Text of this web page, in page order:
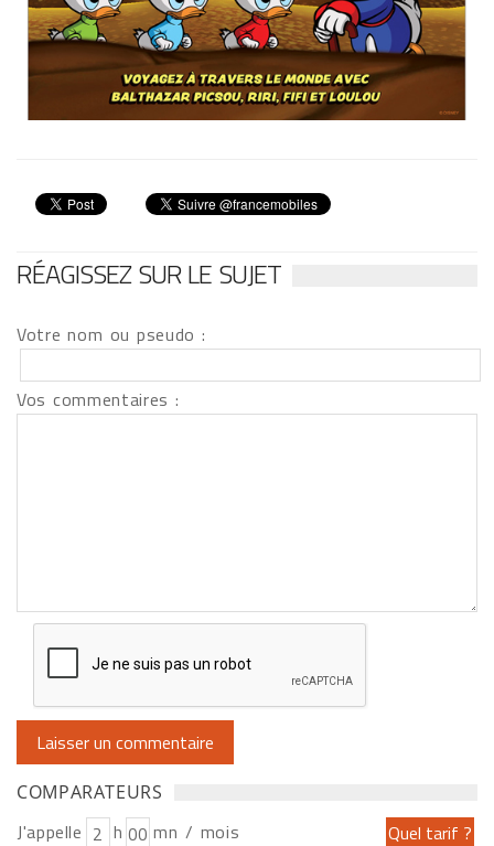
RÉAGISSEZ SUR LE SUJET
Votre nom ou pseudo :
Vos commentaires :
COMPARATEURS
J'appelle h
mn / mois